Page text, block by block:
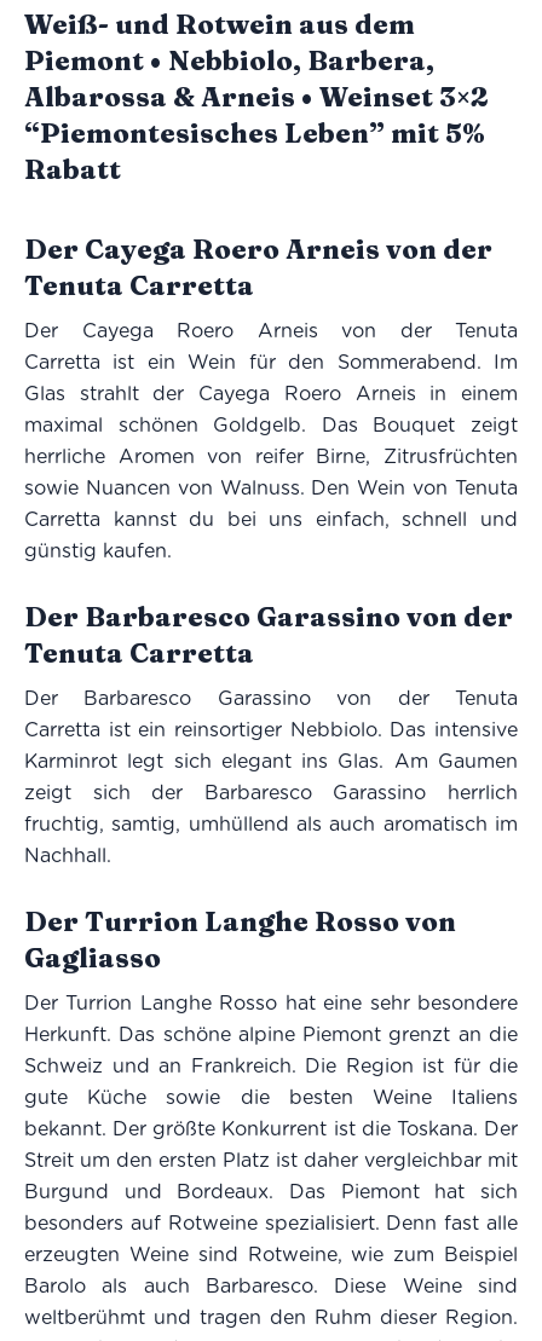
Weiß- und Rotwein aus dem
Piemont • Nebbiolo, Barbera,
Albarossa & Arneis • Weinset 3×2
“Piemontesisches Leben” mit 5%
Rabatt
Der Cayega Roero Arneis von der
Tenuta Carretta
Der Cayega Roero Arneis von der Tenuta
Carretta ist ein Wein für den Sommerabend. Im
Glas strahlt der Cayega Roero Arneis in einem
maximal schönen Goldgelb. Das Bouquet zeigt
herrliche Aromen von reifer Birne, Zitrusfrüchten
sowie Nuancen von Walnuss. Den Wein von Tenuta
Carretta kannst du bei uns einfach, schnell und
günstig kaufen.
Der Barbaresco Garassino von der
Tenuta Carretta
Der Barbaresco Garassino von der Tenuta
Carretta ist ein reinsortiger Nebbiolo. Das intensive
Karminrot legt sich elegant ins Glas. Am Gaumen
zeigt sich der Barbaresco Garassino herrlich
fruchtig, samtig, umhüllend als auch aromatisch im
Nachhall.
Der Turrion Langhe Rosso von
Gagliasso
Der Turrion Langhe Rosso hat eine sehr besondere
Herkunft. Das schöne alpine Piemont grenzt an die
Schweiz und an Frankreich. Die Region ist für die
gute Küche sowie die besten Weine Italiens
bekannt. Der größte Konkurrent ist die Toskana. Der
Streit um den ersten Platz ist daher vergleichbar mit
Burgund und Bordeaux. Das Piemont hat sich
besonders auf Rotweine spezialisiert. Denn fast alle
erzeugten Weine sind Rotweine, wie zum Beispiel
Barolo als auch Barbaresco. Diese Weine sind
weltberühmt und tragen den Ruhm dieser Region.